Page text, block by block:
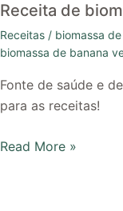
Receita de
Receitas/ biomassa
biomassa de banana
Fonte de saúde e
para as receitas!
Read More »